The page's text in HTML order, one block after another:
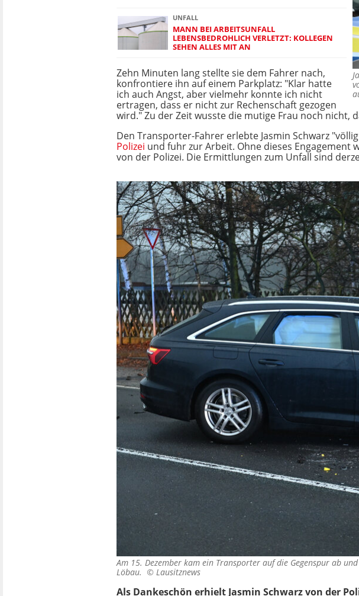
UNFALL
MANN BEI ARBEITSUNFALL
LEBENSBEDROHLICH VERLETZT: KOLLEGEN
SEHEN ALLES MIT AN
Zehn Minuten lang stellte sie dem Fahrer nach,
konfrontiere ihn auf einem Parkplatz: "Klar hatte
ich auch Angst, aber vielmehr konnte ich nicht
ertragen, dass er nicht zur Rechenschaft gezogen
wird." Zu der Zeit wusste die mutige Frau noch nicht,
Den Transporter-Fahrer erlebte Jasmin Schwarz
Polizei und fuhr zur Arbeit. Ohne dieses Engagement
von der Polizei. Die Ermittlungen zum Unfall sind
Am 15. Dezember kam ein Transporter auf die Gegenspur ab
Löbau. © Lausitznews
Als Dankeschön erhielt Jasmin Schwarz von der